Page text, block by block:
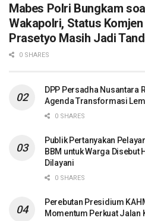
Mabes Polri Bungkam
Wakapolri, Status Komjen
Prasetyo Masih Jadi
0 SHARES
DPP Persadha Nusantara
Agenda Transformasi
0 SHARES
Publik Pertanyakan
BBM untuk Warga Disebut
Dilayani
0 SHARES
Perebutan Presidium
Momentum Perkuat Jalan